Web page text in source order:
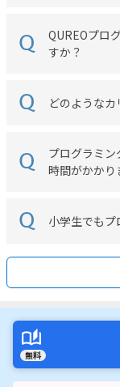
QUREOプロ
すか？
どのような
プログラミ
時間がかかり
小学生でもプ
無料